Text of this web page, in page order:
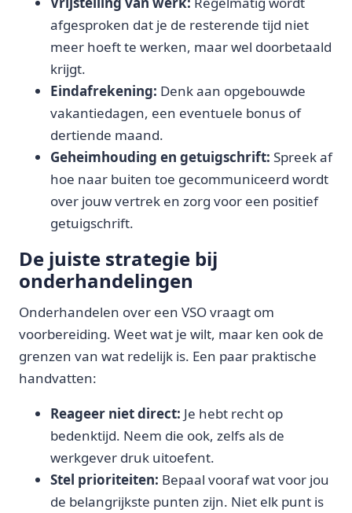
afgesproken dat je de resterende tijd niet
meer hoeft te werken, maar wel doorbetaald
krijgt.
Eindafrekening: Denk aan opgebouwde
vakantiedagen, een eventuele bonus of
dertiende maand.
Geheimhouding en getuigschrift: Spreek af
hoe naar buiten toe gecommuniceerd wordt
over jouw vertrek en zorg voor een positief
getuigschrift.
De juiste strategie bij
onderhandelingen
Onderhandelen over een VSO vraagt om
voorbereiding. Weet wat je wilt, maar ken ook de
grenzen van wat redelijk is. Een paar praktische
handvatten:
Reageer niet direct: Je hebt recht op
bedenktijd. Neem die ook, zelfs als de
werkgever druk uitoefent.
Stel prioriteiten: Bepaal vooraf wat voor jou
de belangrijkste punten zijn. Niet elk punt is